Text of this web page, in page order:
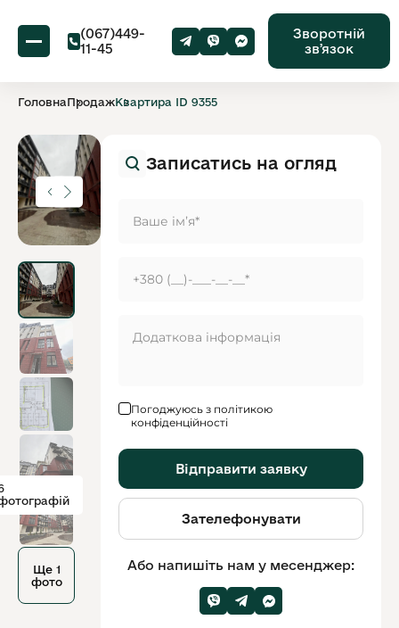
(067)449-
11-45
Зворотній
звʼязок
ГоловнаПродажКвартира ID 9355
Ще 1
фото
Записатись на огляд
Погоджуюсь з політикою
конфіденційності
Відправити заявку
Зателефонувати
Або напишіть нам у месенджер: